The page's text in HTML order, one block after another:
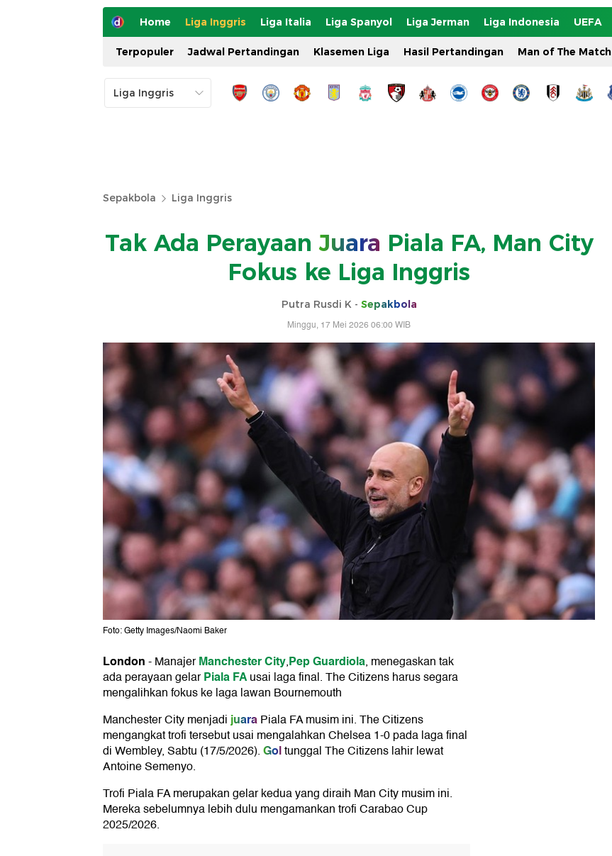
Home Liga Inggris Liga Italia Liga Spanyol Liga Jerman Liga Indonesia UEFA
Terpopuler Jadwal Pertandingan Klasemen Liga Hasil Pertandingan Man of The Match
Sepakbola Liga Inggris
Tak Ada Perayaan Juara Piala FA, Man City
Fokus ke Liga Inggris
Putra Rusdi K - Sepakbola
Minggu, 17 Mei 2026 06:00 WIB
Foto: Getty Images/Naomi Baker
London-ManajerManchester City,Pep Guardiola, menegaskan tak
ada perayaan gelarPiala FAusai laga final. The Citizens harus segara
mengalihkan fokus ke laga lawan Bournemouth
Manchester City menjadijuaraPiala FA musim ini. The Citizens
mengangkat trofi tersebut usai mengalahkan Chelsea 1-0 pada laga final
di Wembley, Sabtu (17/5/2026).Goltunggal The Citizens lahir lewat
Antoine Semenyo.
Trofi Piala FA merupakan gelar kedua yang diraih Man City musim ini.
Mereka sebelumnya lebih dulu mengamankan trofi Carabao Cup
2025/2026.